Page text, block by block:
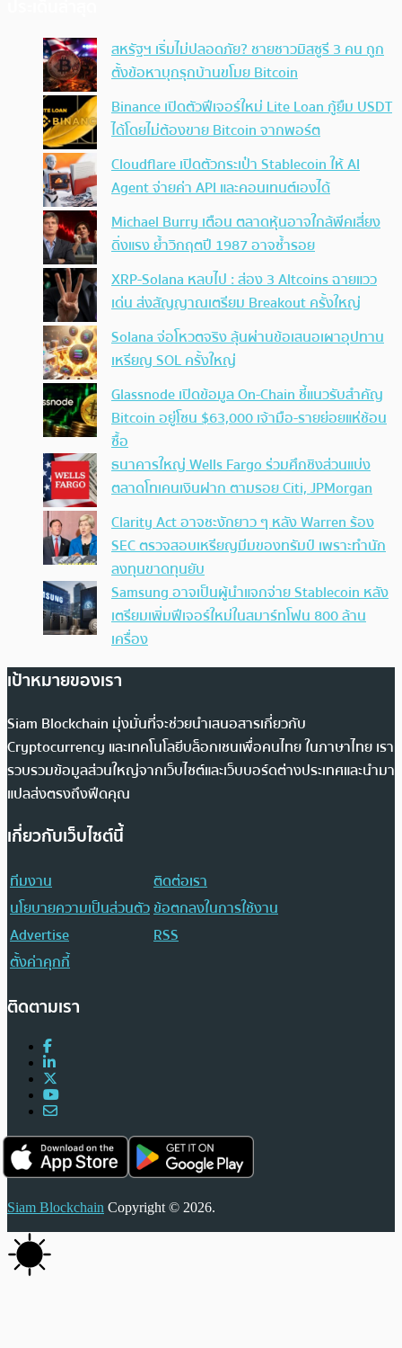
สหรัฐฯ เริ่มไม่ปลอดภัย? ชายชาวมิสซูรี 3 คน ถูก
ตั้งข้อหาบุกรุกบ้านขโมย Bitcoin
Binance เปิดตัวฟีเจอร์ใหม่ Lite Loan กู้ยืม USDT
ได้โดยไม่ต้องขาย Bitcoin จากพอร์ต
Cloudflare เปิดตัวกระเป๋า Stablecoin ให้ AI
Agent จ่ายค่า API และคอนเทนต์เองได้
Michael Burry เตือน ตลาดหุ้นอาจใกล้พีคเสี่ยง
ดิ่งแรง ย้ำวิกฤตปี 1987 อาจซ้ำรอย
XRP-Solana หลบไป : ส่อง 3 Altcoins ฉายแวว
เด่น ส่งสัญญาณเตรียม Breakout ครั้งใหญ่
Solana จ่อโหวตจริง ลุ้นผ่านข้อเสนอเผาอุปทาน
เหรียญ SOL ครั้งใหญ่
Glassnode เปิดข้อมูล On-Chain ชี้แนวรับสำคัญ
Bitcoin อยู่โซน $63,000 เจ้ามือ-รายย่อยแห่ช้อน
ซื้อ
ธนาคารใหญ่ Wells Fargo ร่วมศึกชิงส่วนแบ่ง
ตลาดโทเคนเงินฝาก ตามรอย Citi, JPMorgan
Clarity Act อาจชะงักยาว ๆ หลัง Warren ร้อง
SEC ตรวจสอบเหรียญมีมของทรัมป์ เพราะทำนัก
ลงทุนขาดทุนยับ
Samsung อาจเป็นผู้นำแจกจ่าย Stablecoin หลัง
เตรียมเพิ่มฟีเจอร์ใหม่ในสมาร์ทโฟน 800 ล้าน
เครื่อง
เป้าหมายของเรา
Siam Blockchain มุ่งมั่นที่จะช่วยนำเสนอสารเกี่ยวกับ
Cryptocurrency และเทคโนโลยีบล็อกเชนเพื่อคนไทย ในภาษาไทย เรา
รวบรวมข้อมูลส่วนใหญ่จากเว็บไซต์และเว็บบอร์ดต่างประเทศและนำมา
แปลส่งตรงถึงฟีดคุณ
เกี่ยวกับเว็บไซต์นี้
ทีมงาน
ติดต่อเรา
นโยบายความเป็นส่วนตัวข้อตกลงในการใช้งาน
Advertise
RSS
ตั้งค่าคุกกี้
ติดตามเรา
Siam Blockchain Copyright © 2026.